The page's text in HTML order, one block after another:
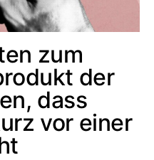
zum
der
dass
vor einer